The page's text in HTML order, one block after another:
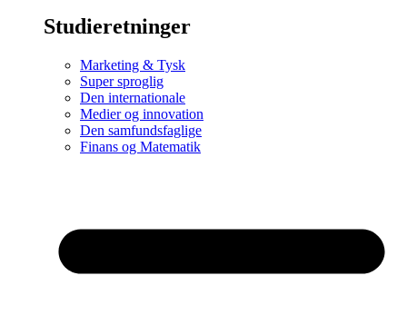
Studieretninger
Marketing & Tysk
Super sproglig
Den internationale
Medier og innovation
Den samfundsfaglige
Finans og Matematik